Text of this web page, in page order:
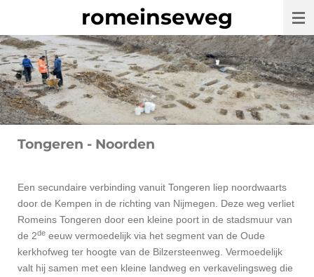
naar
de
hoofdinhoud
romeinseweg
Tongeren - Noorden
Een secundaire verbinding vanuit Tongeren liep noordwaarts
door de Kempen in de richting van Nijmegen. Deze weg verliet
Romeins Tongeren door een kleine poort in de stadsmuur van
de 2de eeuw vermoedelijk via het segment van de Oude
kerkhofweg ter hoogte van de Bilzersteenweg. Vermoedelijk
valt hij samen met een kleine landweg en verkavelingsweg die